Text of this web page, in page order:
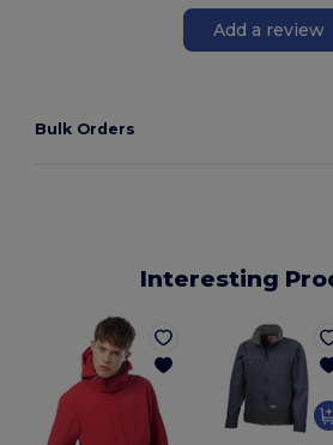
Add a review
Bulk Orders
Interesting